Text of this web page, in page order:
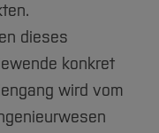
dieses
konkret
wird vom